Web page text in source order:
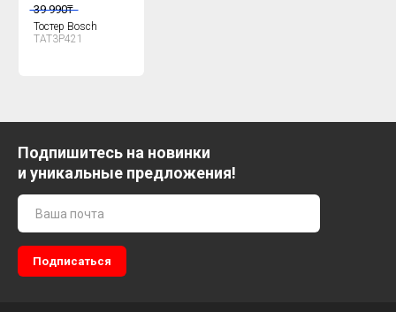
39 990₸
Тостер Bosch
TAT3P421
Подпишитесь на новинки
и уникальные предложения!